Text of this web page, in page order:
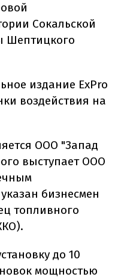
Сокальской
Шептицкого
издание ExPro
воздействия на
ООО "Запад
выступает ООО
бизнесмен
топливного
до 10
мощностью